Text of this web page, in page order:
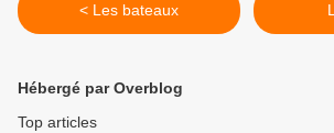
< Les bateaux
Hébergé par Overblog
Top articles